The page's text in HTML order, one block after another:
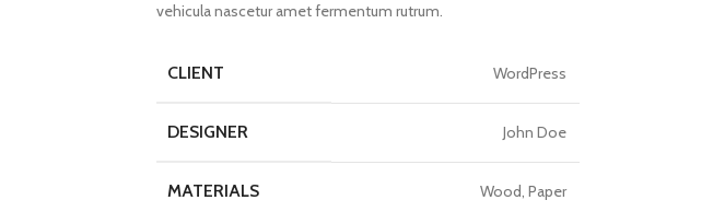
vehicula nascetur amet fermentum rutrum.
CLIENT WordPress
DESIGNER John Doe
MATERIALS Wood, Paper